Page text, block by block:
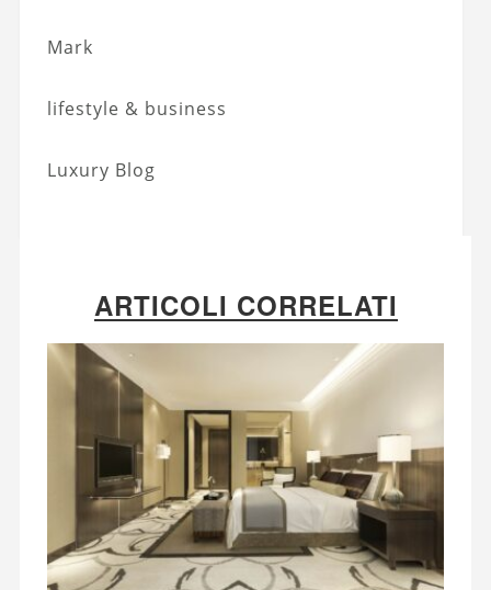
Mark
lifestyle & business
Luxury Blog
ARTICOLI CORRELATI